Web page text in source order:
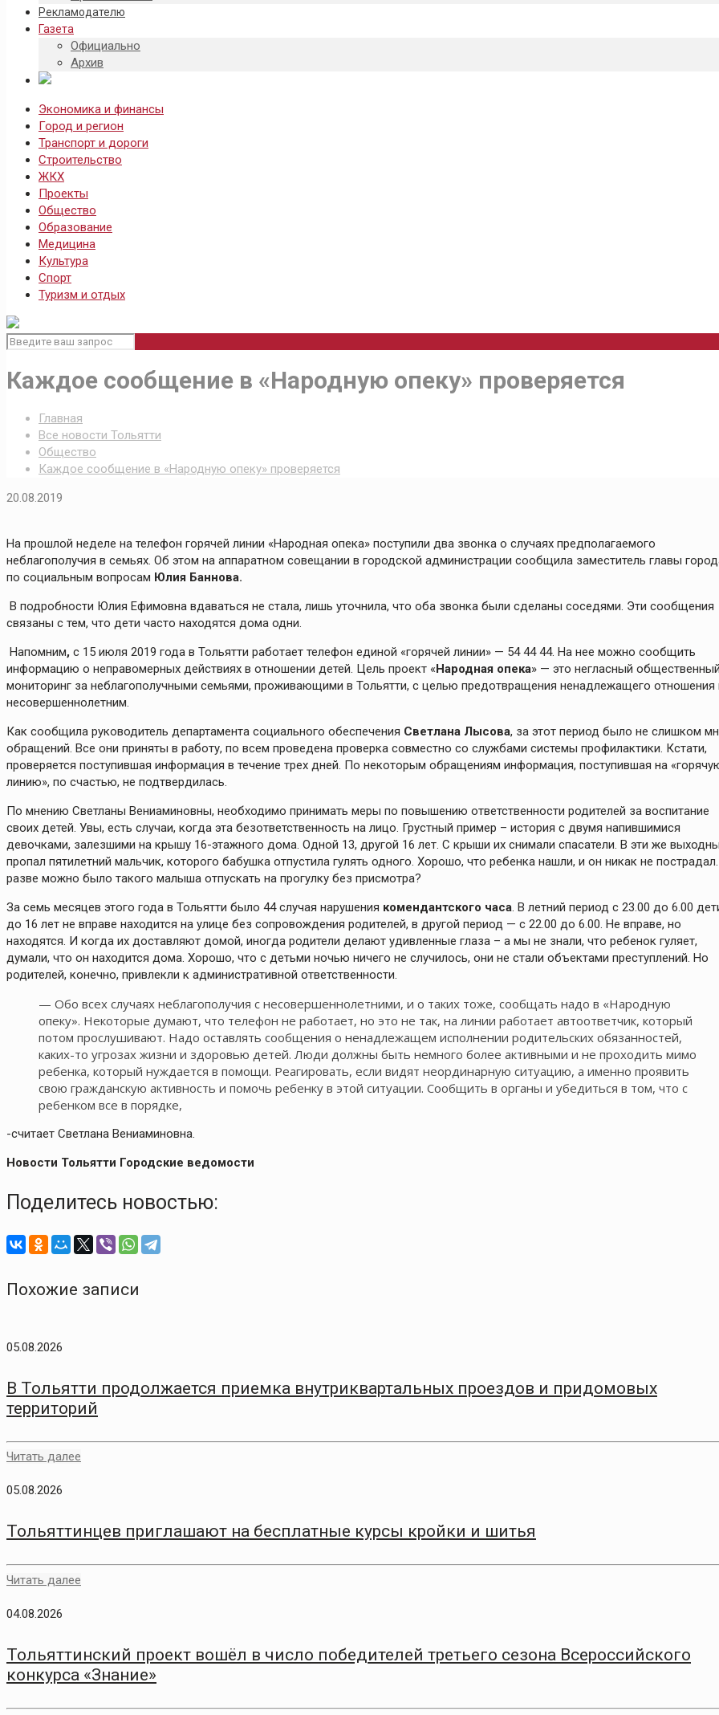
Рекламодателю
Газета
Официально
Архив
Экономика и финансы
Город и регион
Транспорт и дороги
Строительство
ЖКХ
Проекты
Общество
Образование
Медицина
Культура
Спорт
Туризм и отдых
Каждое сообщение в «Народную опеку» проверяется
Главная
Все новости Тольятти
Общество
Каждое сообщение в «Народную опеку» проверяется
20.08.2019
На прошлой неделе на телефон горячей линии «Народная опека» поступили два звонка о случаях предполагаемого
неблагополучия в семьях. Об этом на аппаратном совещании в городской администрации сообщила заместитель главы
по социальным вопросам Юлия Баннова.
В подробности Юлия Ефимовна вдаваться не стала, лишь уточнила, что оба звонка были сделаны соседями. Эти сообщения
связаны с тем, что дети часто находятся дома одни.
Напомним, с 15 июля 2019 года в Тольятти работает телефон единой «горячей линии» — 54 44 44. На нее можно сообщить
информацию о неправомерных действиях в отношении детей. Цель проект «Народная опека» — это негласный общественный
мониторинг за неблагополучными семьями, проживающими в Тольятти, с целью предотвращения ненадлежащего отношения
несовершеннолетним.
Как сообщила руководитель департамента социального обеспечения Светлана Лысова, за этот период было не слишком
обращений. Все они приняты в работу, по всем проведена проверка совместно со службами системы профилактики. Кстати,
проверяется поступившая информация в течение трех дней. По некоторым обращениям информация, поступившая на
линию», по счастью, не подтвердилась.
По мнению Светланы Вениаминовны, необходимо принимать меры по повышению ответственности родителей за воспитание
своих детей. Увы, есть случаи, когда эта безответственность на лицо. Грустный пример – история с двумя напившимися
девочками, залезшими на крышу 16-этажного дома. Одной 13, другой 16 лет. С крыши их снимали спасатели. В эти же
пропал пятилетний мальчик, которого бабушка отпустила гулять одного. Хорошо, что ребенка нашли, и он никак не
разве можно было такого малыша отпускать на прогулку без присмотра?
За семь месяцев этого года в Тольятти было 44 случая нарушения комендантского часа. В летний период с 23.00 до 6.00
до 16 лет не вправе находится на улице без сопровождения родителей, в другой период — с 22.00 до 6.00. Не вправе, но
находятся. И когда их доставляют домой, иногда родители делают удивленные глаза – а мы не знали, что ребенок гуляет,
думали, что он находится дома. Хорошо, что с детьми ночью ничего не случилось, они не стали объектами преступлений. Но
родителей, конечно, привлекли к административной ответственности.
— Обо всех случаях неблагополучия с несовершеннолетними, и о таких тоже, сообщать надо в «Народную
опеку». Некоторые думают, что телефон не работает, но это не так, на линии работает автоответчик, который
потом прослушивают. Надо оставлять сообщения о ненадлежащем исполнении родительских обязанностей,
каких-то угрозах жизни и здоровью детей. Люди должны быть немного более активными и не проходить мимо
ребенка, который нуждается в помощи. Реагировать, если видят неординарную ситуацию, а именно проявить
свою гражданскую активность и помочь ребенку в этой ситуации. Сообщить в органы и убедиться в том, что с
ребенком все в порядке,
-считает Светлана Вениаминовна.
Новости Тольятти Городские ведомости
Поделитесь новостью:
Похожие записи
05.08.2026
В Тольятти продолжается приемка внутриквартальных проездов и придомовых
территорий
Читать далее
05.08.2026
Тольяттинцев приглашают на бесплатные курсы кройки и шитья
Читать далее
04.08.2026
Тольяттинский проект вошёл в число победителей третьего сезона Всероссийского
конкурса «Знание»